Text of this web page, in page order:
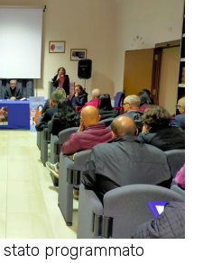
programmato